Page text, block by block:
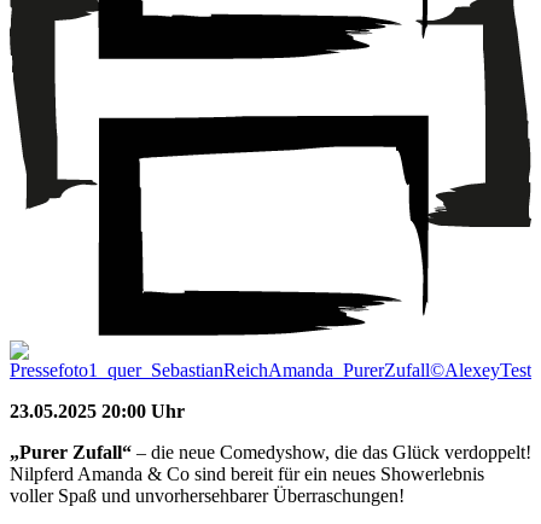
23.05.2025 20:00 Uhr
„Purer Zufall“ – die neue Comedyshow, die das Glück verdoppelt!
Nilpferd Amanda & Co sind bereit für ein neues Showerlebnis
voller Spaß und unvorhersehbarer Überraschungen!